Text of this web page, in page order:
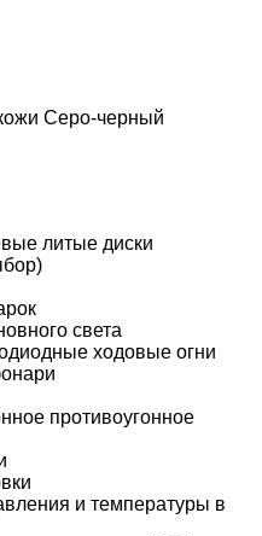
Серо-черный
литые диски
света
ходовые огни
противоугонное
и температуры в